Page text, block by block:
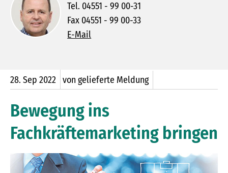
Tel. 04551 - 99 00-31
Fax 04551 - 99 00-33
E-Mail
28. Sep 2022 von gelieferte Meldung
Bewegung ins
Fachkräftemarketing bringen